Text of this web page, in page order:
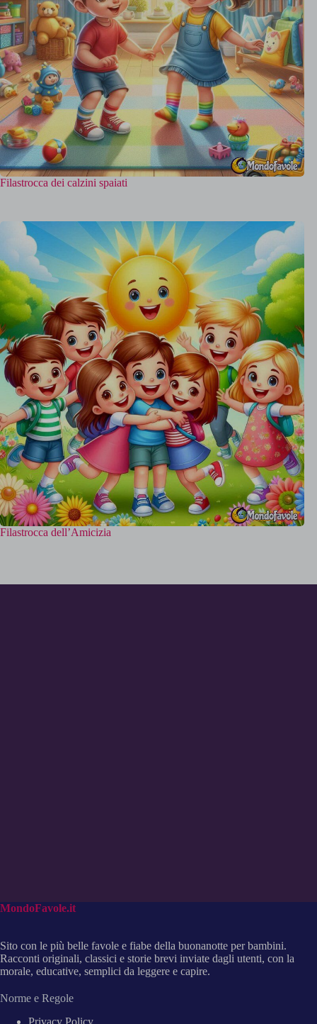
Filastrocca dei calzini spaiati
Filastrocca dell’Amicizia
MondoFavole.it
Sito con le più belle favole e fiabe della buonanotte per bambini.
Racconti originali, classici e storie brevi inviate dagli utenti, con la
morale, educative, semplici da leggere e capire.
Norme e Regole
Privacy Policy